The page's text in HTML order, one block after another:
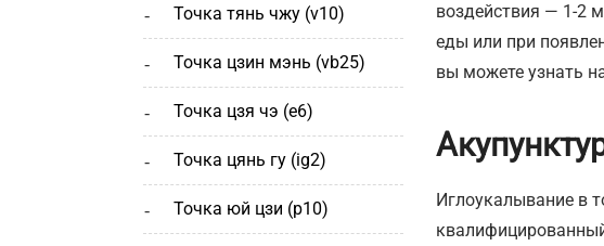
точка тянь чжу (v10)
точка цзин мэнь (vb25)
точка цзя чэ (е6)
точка цянь гу (ig2)
точка юй цзи (р10)
воздействия — 1-2
еды или при
вы можете узнать
Иглоукалывание в